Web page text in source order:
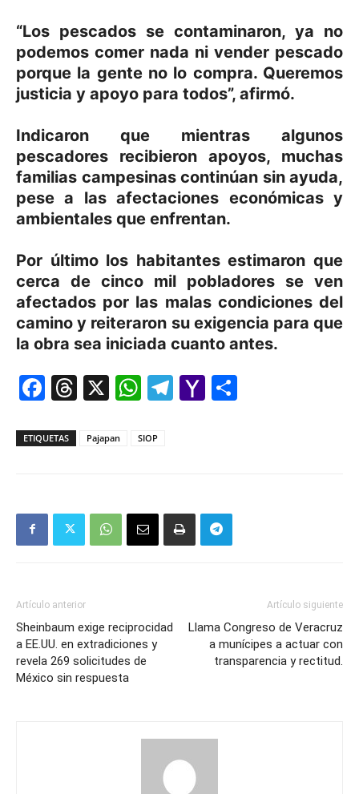
“Los pescados se contaminaron, ya no
podemos comer nada ni vender pescado
porque la gente no lo compra. Queremos
justicia y apoyo para todos”, afirmó.
Indicaron que mientras algunos
pescadores recibieron apoyos, muchas
familias campesinas continúan sin ayuda,
pese a las afectaciones económicas y
ambientales que enfrentan.
Por último los habitantes estimaron que
cerca de cinco mil pobladores se ven
afectados por las malas condiciones del
camino y reiteraron su exigencia para que
la obra sea iniciada cuanto antes.
Facebook
Threads
X WhatsApp
Telegram
Yahoo
ETIQUETAS Pajapan SIOP
Artículo anterior
Sheinbaum exige reciprocidad
a EE.UU. en extradiciones y
revela 269 solicitudes de
México sin respuesta
Artículo siguiente
Llama Congreso de Veracruz
a munícipes a actuar con
transparencia y rectitud.